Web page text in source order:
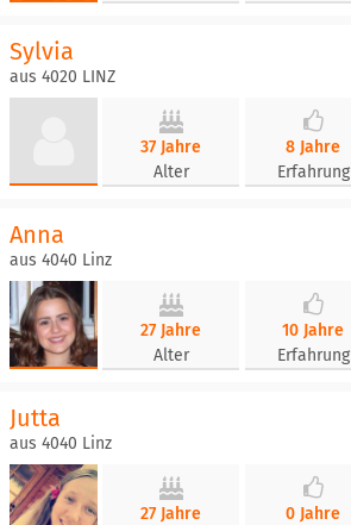
Sylvia
aus 4020 LINZ
37 Jahre
Alter
8 Jahre
Erfahrung
Anna
aus 4040 Linz
27 Jahre
Alter
10 Jahre
Erfahrung
Jutta
aus 4040 Linz
27 Jahre
0 Jahre